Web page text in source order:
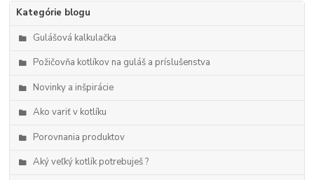
Kategórie blogu
Gulášová kalkulačka
Požičovňa kotlíkov na guláš a príslušenstva
Novinky a inšpirácie
Ako variť v kotlíku
Porovnania produktov
Aký veľký kotlík potrebuješ ?